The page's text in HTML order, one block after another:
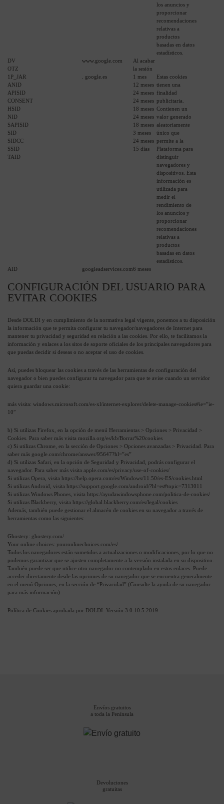
los anuncios y
proporcionar
recomendaciones
relativas a
productos
basadas en datos
estadísticos.
DV
OTZ
www.google.com
Al acabar
la sesión
1P_JAR
ANID
APISID
CONSENT
HSID
NID
SAPISID
SID
SIDCC
SSID
TAID
. google.es
1 mes
12 meses
24 meses
24 meses
18 meses
24 meses
18 meses
3 meses
24 meses
15 días
Estas cookies
tienen una
finalidad
publicitaria.
Contienen un
valor generado
aleatoriamente
único que
permite a la
Plataforma para
distinguir
navegadores y
dispositivos. Esta
información es
utilizada para
medir el
rendimiento de
los anuncios y
proporcionar
recomendaciones
relativas a
productos
basadas en datos
estadísticos.
AID
googleadservices.com6 meses
CONFIGURACIÓN DEL USUARIO PARA
EVITAR COOKIES
Desde DOLDI y en cumplimiento de la normativa legal vigente, ponemos a tu disposición
la información que te permita configurar tu navegador/navegadores de Internet para
mantener tu privacidad y seguridad en relación a las cookies. Por ello, te facilitamos la
información y enlaces a los sitos de soporte oficiales de los principales navegadores para
que puedas decidir si deseas o no aceptar el uso de cookies.
Así, puedes bloquear las cookies a través de las herramientas de configuración del
navegador o bien puedes configurar tu navegador para que te avise cuando un servidor
quiera guardar una cookie:
más visita: windows.microsoft.com/es-xl/internet-explorer/delete-manage-cookies#ie=”ie-
10″
b) Si utilizas Firefox, en la opción de menú Herramientas > Opciones > Privacidad >
Cookies. Para saber más visita mozilla.org/es/kb/Borrar%20cookies
c) Si utilizas Chrome, en la sección de Opciones > Opciones avanzadas > Privacidad. Para
saber más google.com/chrome/answer/95647?hl=”es”
d) Si utilizas Safari, en la opción de Seguridad y Privacidad, podrás configurar el
navegador. Para saber más visita apple.com/es/privacy/use-of-cookies/
Si utilizas Opera, visita https://help.opera.com/es/Windows/11.50/es-ES/cookies.html
Si utilizas Android, visita https://support.google.com/android/?hl=es#topic=7313011
Si utilizas Windows Phones, visita https://ayudawindowsphone.com/politica-de-cookies/
Si utilizas Blackberry, visita https://global.blackberry.com/es/legal/cookies
Además, también puede gestionar el almacén de cookies en su navegador a través de
herramientas como las siguientes:
Ghostery: ghostery.com/
Your online choices: youronlinechoices.com/es/
Todos los navegadores están sometidos a actualizaciones o modificaciones, por lo que no
podemos garantizar que se ajusten completamente a la versión instalada en su dispositivo.
También puede ser que utilice otro navegador no contemplado en estos enlaces. Puede
acceder directamente desde las opciones de su navegador que se encuentra generalmente
en el menú Opciones, en la sección de “Privacidad” (Consulte la ayuda de su navegador
para más información).
Política de Cookies aprobada por DOLDI. Versión 3.0 10.5.2019
Envíos gratuitos
a toda la Península
Devoluciones
gratuitas